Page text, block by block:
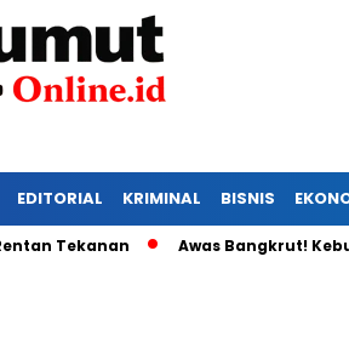
EDITORIAL KRIMINAL BISNIS
Awas Bangkrut! Kebun